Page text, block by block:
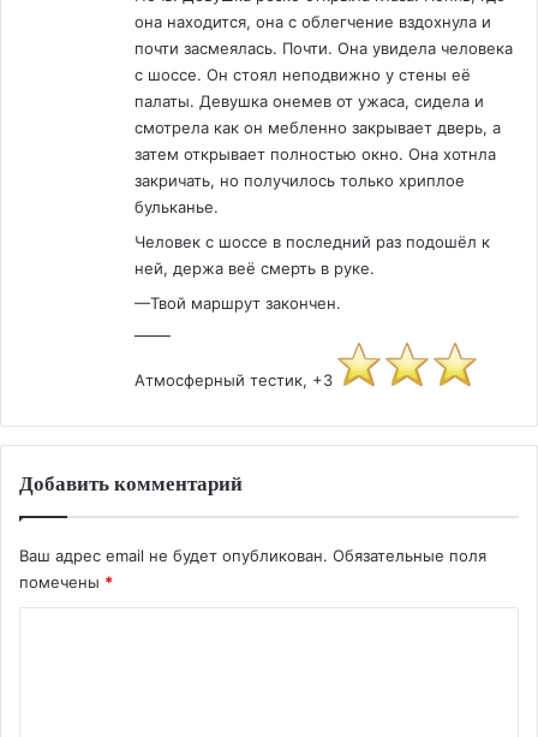
она находится, она с облегчение вздохнула и
почти засмеялась. Почти. Она увидела человека
с шоссе. Он стоял неподвижно у стены её
палаты. Девушка онемев от ужаса, сидела и
смотрела как он мебленно закрывает дверь, а
затем открывает полностью окно. Она хотнла
закричать, но получилось только хриплое
бульканье.
Человек с шоссе в последний раз подошёл к
ней, держа веё смерть в руке.
—Твой маршрут закончен.
Атмосферный тестик, +3
Добавить комментарий
Ваш адрес email не будет опубликован. Обязательные поля
помечены *